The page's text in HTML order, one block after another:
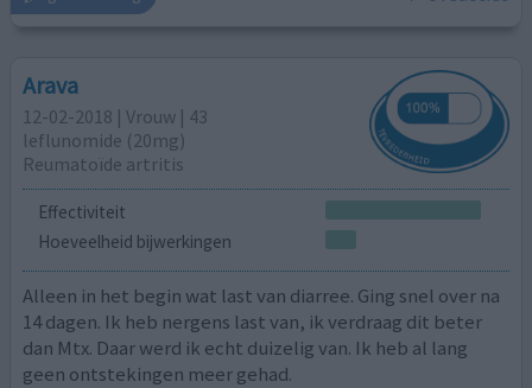
Arava
12-02-2018 | Vrouw | 43
leflunomide (20mg)
Reumatoïde artritis
Effectiviteit
Hoeveelheid bijwerkingen
Alleen in het begin wat last van diarree. Ging snel over na
14 dagen. Ik heb nergens last van, ik verdraag dit beter
dan Mtx. Daar werd ik echt duizelig van. Ik heb al lang
geen ontstekingen meer gehad.